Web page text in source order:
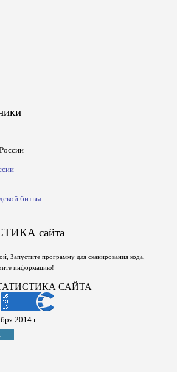
битвы
сайта
Запустите программу для сканирования кода,
информацию!
САЙТА
2014 г.